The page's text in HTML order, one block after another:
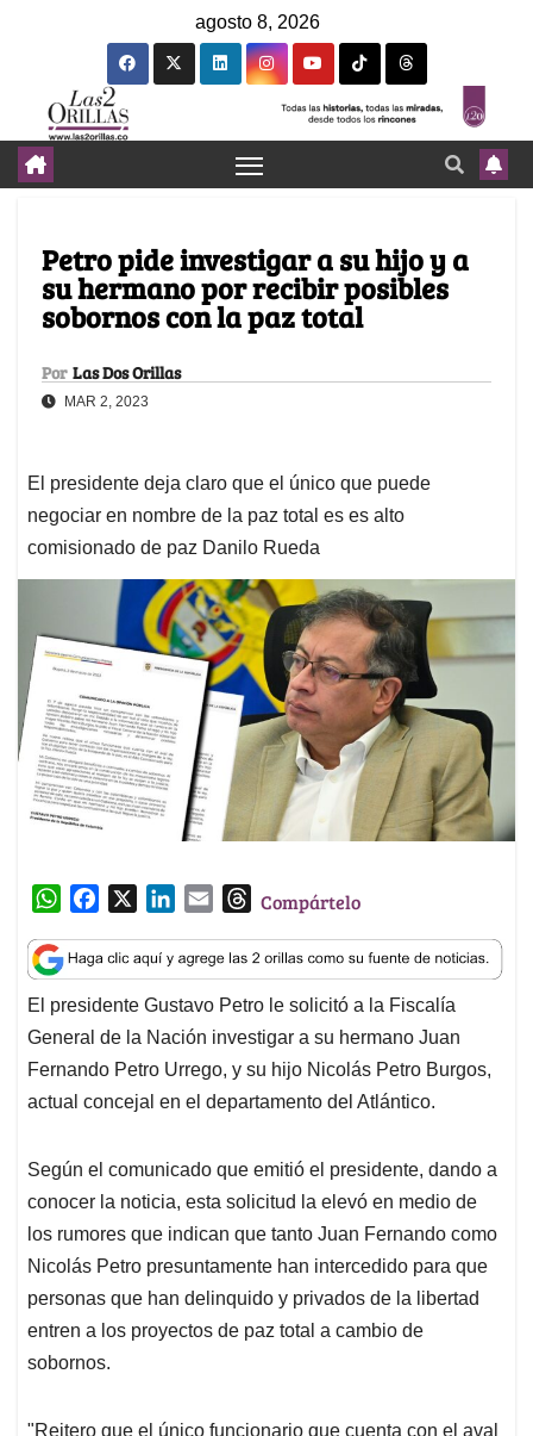
agosto 8, 2026
Petro pide investigar a su hijo y a
su hermano por recibir posibles
sobornos con la paz total
Por Las Dos Orillas
MAR 2, 2023
El presidente deja claro que el único que puede
negociar en nombre de la paz total es es alto
comisionado de paz Danilo Rueda
W
a
t
s
A
p
p
c
e
b
o
o
k
n
k
e
d
I
n
a
i
l
T
r
e
a
d
s
Compártelo
El presidente Gustavo Petro le solicitó a la Fiscalía
General de la Nación investigar a su hermano Juan
Fernando Petro Urrego, y su hijo Nicolás Petro Burgos,
actual concejal en el departamento del Atlántico.
Según el comunicado que emitió el presidente, dando a
conocer la noticia, esta solicitud la elevó en medio de
los rumores que indican que tanto Juan Fernando como
Nicolás Petro presuntamente han intercedido para que
personas que han delinquido y privados de la libertad
entren a los proyectos de paz total a cambio de
sobornos.
"Reitero que el único funcionario que cuenta con el aval